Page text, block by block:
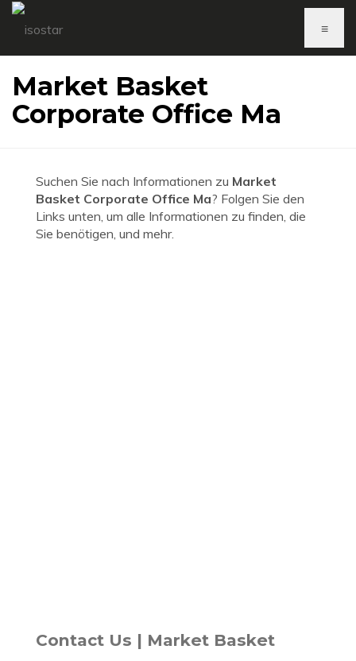
≡
Market Basket
Corporate Office Ma
Suchen Sie nach Informationen zu Market
Basket Corporate Office Ma? Folgen Sie den
Links unten, um alle Informationen zu finden, die
Sie benötigen, und mehr.
Contact Us | Market Basket